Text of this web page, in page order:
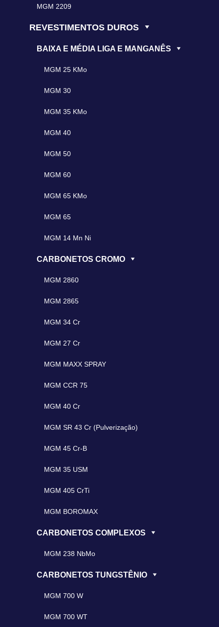
MGM 2209
REVESTIMENTOS DUROS
BAIXA E MÉDIA LIGA E MANGANÊS
MGM 25 KMo
MGM 30
MGM 35 KMo
MGM 40
MGM 50
MGM 60
MGM 65 KMo
MGM 65
MGM 14 Mn Ni
CARBONETOS CROMO
MGM 2860
MGM 2865
MGM 34 Cr
MGM 27 Cr
MGM MAXX SPRAY
MGM CCR 75
MGM 40 Cr
MGM SR 43 Cr (Pulverização)
MGM 45 Cr-B
MGM 35 USM
MGM 405 CrTi
MGM BOROMAX
CARBONETOS COMPLEXOS
MGM 238 NbMo
CARBONETOS TUNGSTÊNIO
MGM 700 W
MGM 700 WT